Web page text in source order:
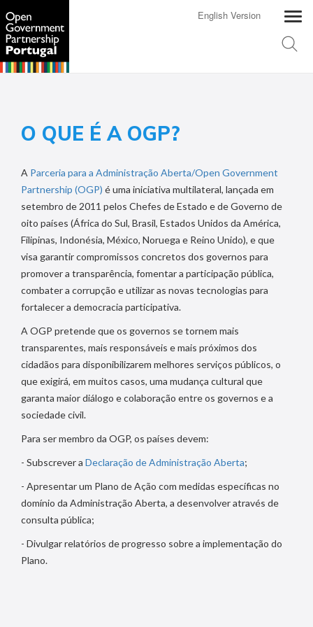
English Version
O QUE É A OGP?
A Parceria para a Administração Aberta/Open Government
Partnership (OGP) é uma iniciativa multilateral, lançada em
setembro de 2011 pelos Chefes de Estado e de Governo de
oito países (África do Sul, Brasil, Estados Unidos da América,
Filipinas, Indonésia, México, Noruega e Reino Unido), e que
visa garantir compromissos concretos dos governos para
promover a transparência, fomentar a participação pública,
combater a corrupção e utilizar as novas tecnologias para
fortalecer a democracia participativa.
A OGP pretende que os governos se tornem mais
transparentes, mais responsáveis e mais próximos dos
cidadãos para disponibilizarem melhores serviços públicos, o
que exigirá, em muitos casos, uma mudança cultural que
garanta maior diálogo e colaboração entre os governos e a
sociedade civil.
Para ser membro da OGP, os países devem:
- Subscrever a Declaração de Administração Aberta;
- Apresentar um Plano de Ação com medidas específicas no
domínio da Administração Aberta, a desenvolver através de
consulta pública;
- Divulgar relatórios de progresso sobre a implementação do
Plano.